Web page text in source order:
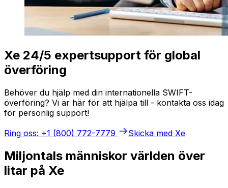
Xe 24/5 expertsupport för global
överföring
Behöver du hjälp med din internationella SWIFT-
överföring? Vi är här för att hjälpa till - kontakta oss idag
för personlig support!
Ring oss: +1 (800) 772-7779
Skicka med Xe
Miljontals människor världen över
litar på Xe